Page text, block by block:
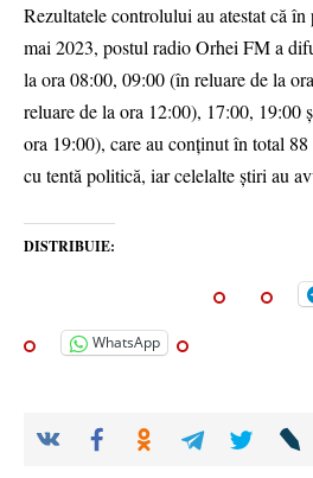
Rezultatele controlului au atestat că
mai 2023, postul radio Orhei FM a
la ora 08:00, 09:00 (în reluare de la
reluare de la ora 12:00), 17:00, 19:00
ora 19:00), care au conținut în total
cu tentă politică, iar celelalte știri au
DISTRIBUIE:
WhatsApp